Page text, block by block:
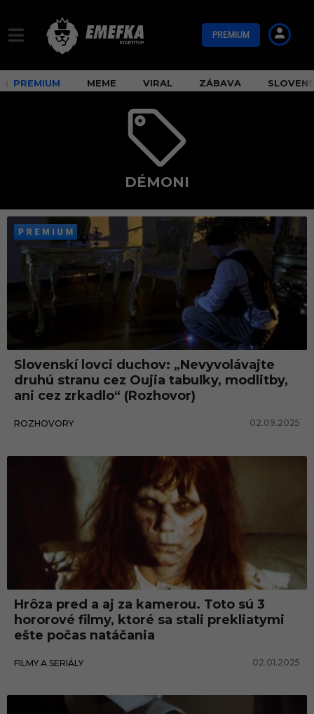
PREMIUM
PREMIUM MEME VIRAL ZÁBAVA
DÉMONI
d
é
m
o
Slovenskí lovci duchov: „Nevyvolávajte
druhú stranu cez Oujia tabuľky, modlitby,
ani cez zrkadlo“ (Rozhovor)
ROZHOVORY 02.09.2025
Hrôza pred a aj za kamerou. Toto sú 3
hororové filmy, ktoré sa stali prekliatymi
ešte počas natáčania
FILMY A SERIÁLY 02.01.2025